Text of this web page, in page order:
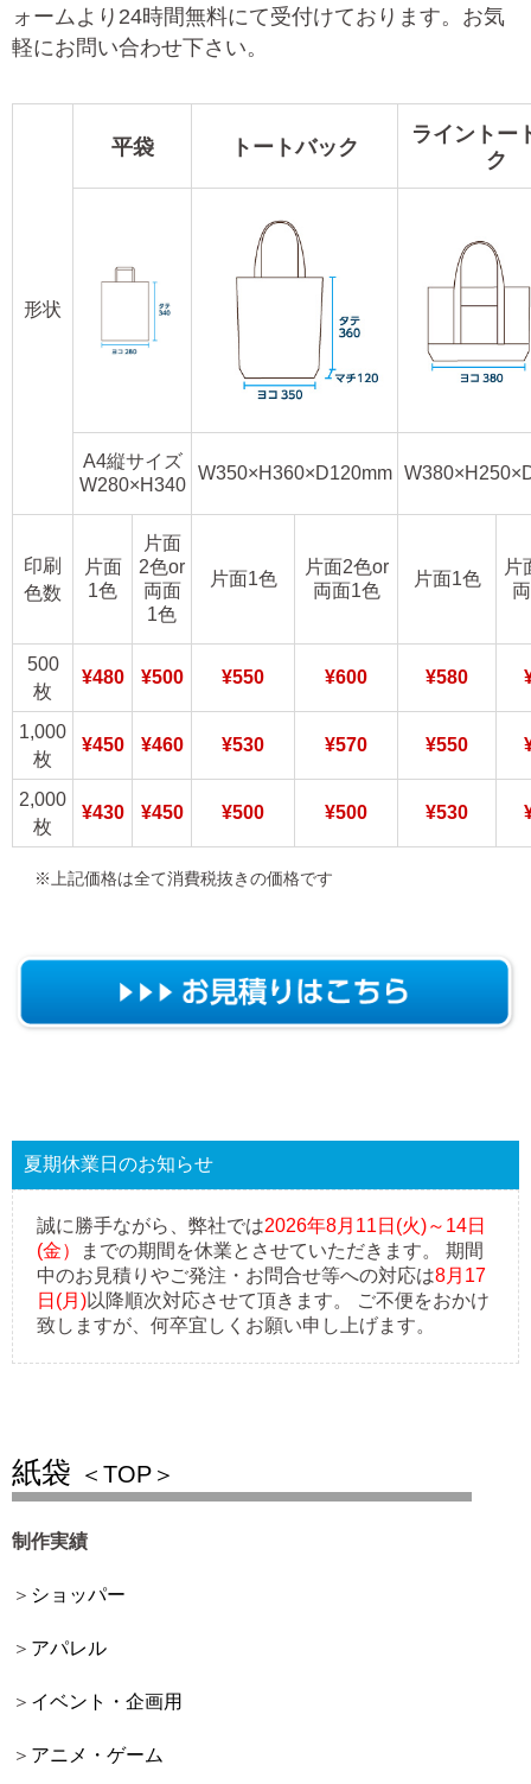
ォームより24時間無料にて受付けております。お気
軽にお問い合わせ下さい。
形状
平袋 トートバック
ライントー
ク
A4縦サイズ
W280×H340
W350×H360×D120mm
印刷
色数
片面
1色
片面
2色or
両面
1色
片面1色
片面2色or
両面1色
片面1色
片
500
枚
¥480 ¥500 ¥550 ¥600 ¥580
1,000
枚
¥450 ¥460 ¥530 ¥570 ¥550
2,000
枚
¥430 ¥450 ¥500 ¥500 ¥530
※上記価格は全て消費税抜きの価格です
夏期休業日のお知らせ
誠に勝手ながら、弊社では2026年8月11日(火)～14日
(金）
までの期間を休業とさせていただきます。 期間
中のお見積りやご発注・お問合せ等への対応は8月17
日(月)以降順次対応させて頂きます。 ご不便をおかけ
致しますが、何卒宜しくお願い申し上げます。
紙袋 ＜TOP＞
制作実績
ショッパー
アパレル
イベント・企画用
アニメ・ゲーム